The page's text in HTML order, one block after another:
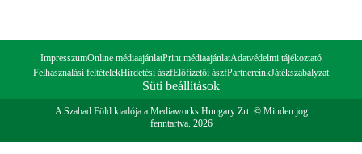
ImpresszumOnline médiaajánlatPrint médiaajánlatAdatvédelmi tájékoztató
Felhasználási feltételekHirdetési ászfElőfizetői ászfPartnereinkJátékszabályzat
Süti beállítások
A Szabad Föld kiadója a Mediaworks Hungary Zrt. © Minden jog
fenntartva. 2026